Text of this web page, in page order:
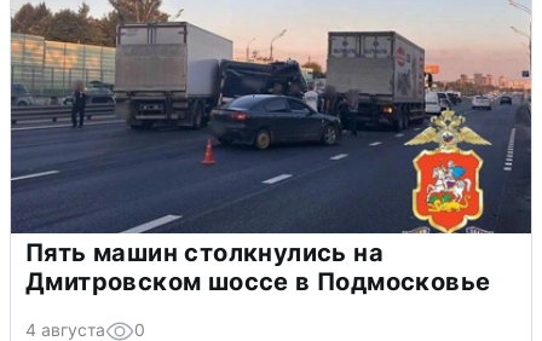
Пять машин столкнулись на
Дмитровском шоссе в Подмосковье
4 августа 0